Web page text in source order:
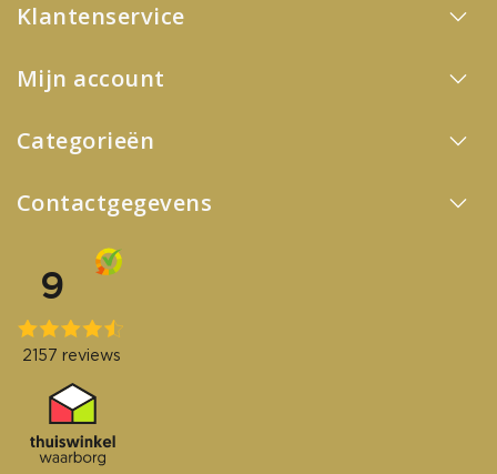
Klantenservice
Mijn account
Categorieën
Contactgegevens